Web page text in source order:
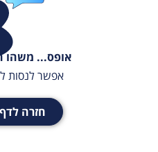
אופס... משהו
אפשר לנסות
חזרה